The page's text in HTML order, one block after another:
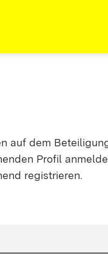
auf dem
Profil
registrieren.